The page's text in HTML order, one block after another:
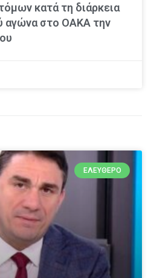
κατά τη διάρκεια
αγώνα στο ΟΑΚΑ την
ΕΛΕΎΘΕΡΟ